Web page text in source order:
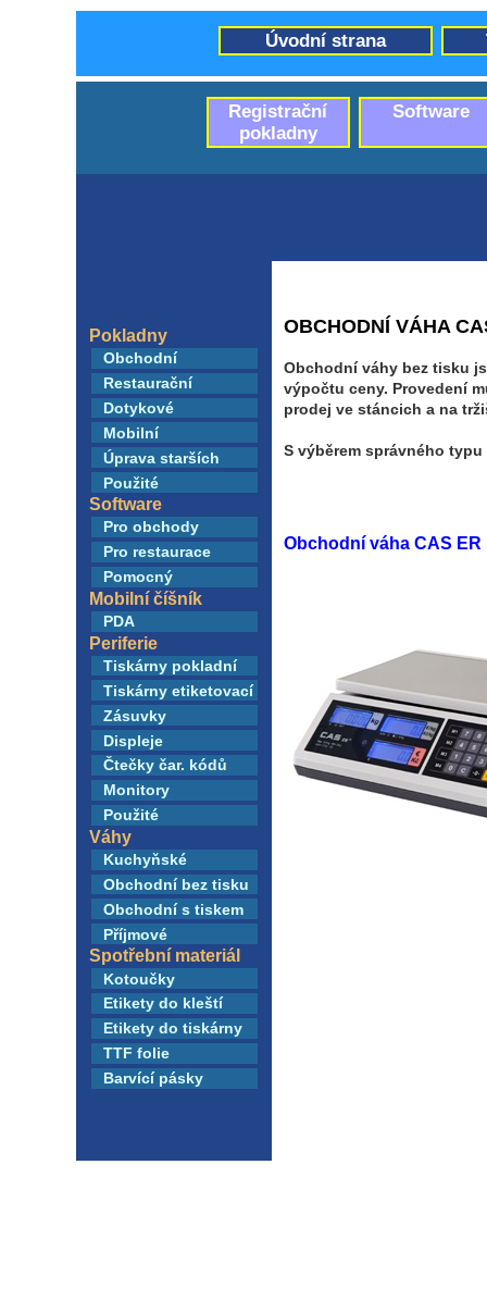
OBCHODNÍ VÁHA
Obchodní váhy bez tisku
výpočtu ceny. Provedení
prodej ve stáncich a na
S výběrem správného
Obchodní váha CAS ER
Pokladny
Obchodní
Restaurační
Dotykové
Mobilní
Úprava starších
Použité
Software
Pro obchody
Pro restaurace
Pomocný
Mobilní číšník
PDA
Periferie
Tiskárny pokladní
Tiskárny etiketovací
Zásuvky
Displeje
Čtečky čar. kódů
Monitory
Použité
Váhy
Kuchyňské
Obchodní bez tisku
Obchodní s tiskem
Příjmové
Spotřební materiál
Kotoučky
Etikety do kleští
Etikety do tiskárny
TTF folie
Barvící pásky
Úvodní strana
Software
Registrační
pokladny